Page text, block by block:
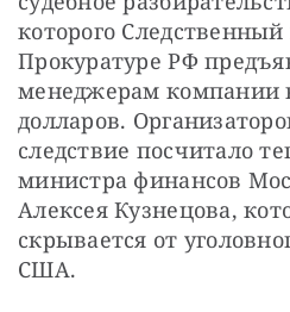
которого
Прокуратуре РФ
менеджерам компании
долларов.
следствие посчитало
министра финансов
Алексея Кузнецова,
скрывается от
США.